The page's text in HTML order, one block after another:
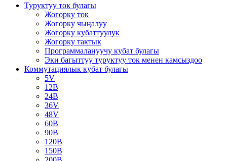
Туруктуу ток булагы
Жогорку ток
Жогорку чыңалуу
Жогорку кубаттуулук
Жогорку тактык
Программалануучу кубат булагы
Эки багыттуу туруктуу ток менен камсыздоо
Коммутациялык кубат булагы
5V
12В
24В
36V
48V
60В
90В
120В
150В